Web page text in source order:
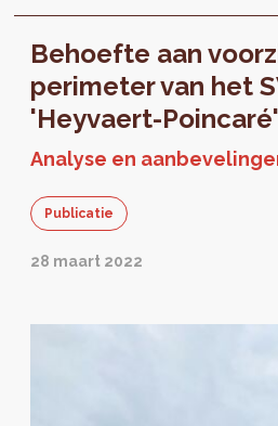
Behoefte aan
perimeter van het
'Heyvaert-Poincaré'
Analyse en
Publicatie
28 maart 2022